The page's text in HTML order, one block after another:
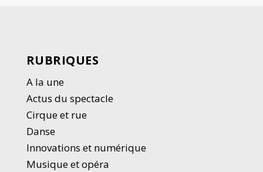
RUBRIQUES
A la une
Actus du spectacle
Cirque et rue
Danse
Innovations et numérique
Musique et opéra